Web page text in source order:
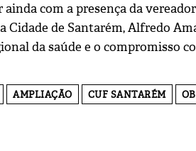
com a presença da
Cidade de Santarém, Alfredo
da saúde e o compromisso
AMPLIAÇÃO CUF SANTARÉM